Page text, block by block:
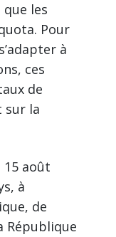
les
Pour
à
ces
de
sur la
15 août
à
de
République